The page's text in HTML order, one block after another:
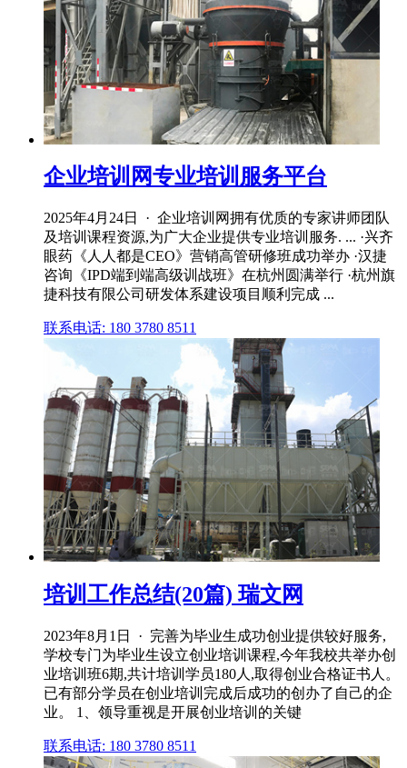
企业培训网专业培训服务平台
2025年4月24日 · 企业培训网拥有优质的专家讲师团队
及培训课程资源,为广大企业提供专业培训服务. ... ·兴齐
眼药《人人都是CEO》营销高管研修班成功举办 ·汉捷
咨询《IPD端到端高级训战班》在杭州圆满举行 ·杭州旗
捷科技有限公司研发体系建设项目顺利完成 ...
联系电话: 180 3780 8511
培训工作总结(20篇) 瑞文网
2023年8月1日 · 完善为毕业生成功创业提供较好服务,
学校专门为毕业生设立创业培训课程,今年我校共举办创
业培训班6期,共计培训学员180人,取得创业合格证书人。
已有部分学员在创业培训完成后成功的创办了自己的企
业。 1、领导重视是开展创业培训的关键
联系电话: 180 3780 8511